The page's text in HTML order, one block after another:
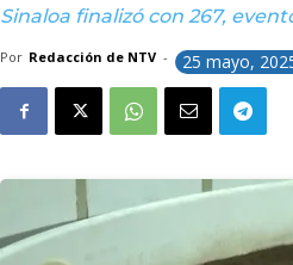
Sinaloa finalizó con 267,
Por Redacción de NTV - 25 mayo,